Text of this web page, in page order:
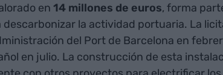
en 14 millones de euros, forma
descarbonizar la actividad portuaria. La
del Port de Barcelona en
en julio. La construcción de esta